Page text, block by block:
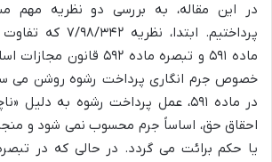
در این مقاله، به بررسی دو نظریه مهم
پرداختیم. ابتدا،
ماده ۵۹۱ و تبصره ماده ۵۹۲
خصوص جرم انگاری پرداخت رشوه روشن
در ماده ۵۹۱، عمل پرداخت رشوه به دلیل
احقاق حق، اساساً جرم محسوب نمی شود و